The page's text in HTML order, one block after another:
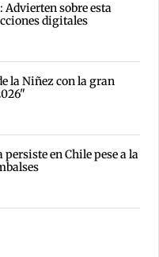
Advierten sobre esta
digitales
la Niñez con la gran
en Chile pese a la